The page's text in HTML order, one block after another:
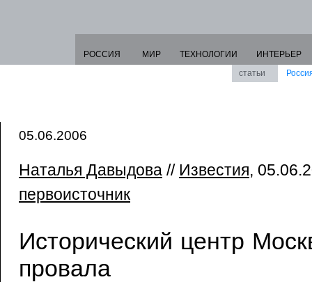
РОССИЯ МИР ТЕХНОЛОГИИ
ИНТЕРЬЕР
статьи
05.06.2006
Наталья Давыдова // Известия,
первоисточник
Исторический центр
провала